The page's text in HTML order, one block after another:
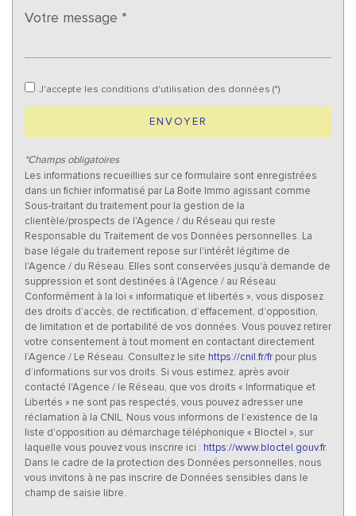
Habitants de 25 à 55 ans
Familles sans enfant
Familles avec 1 ou 2 enfants
Appartements
67,20 %
Familles avec 3 enfants
8,77 %
J'accepte les conditions d'utilisation des données (*)
ENVOYER
*Champs obligatoires
Les informations recueillies sur ce formulaire sont enregistrées
dans un fichier informatisé par La Boite Immo agissant comme
Sous-traitant du traitement pour la gestion de la
clientèle/prospects de l'Agence / du Réseau qui reste
Responsable du Traitement de vos Données personnelles. La
base légale du traitement repose sur l'intérêt légitime de
l'Agence / du Réseau. Elles sont conservées jusqu'à demande de
suppression et sont destinées à l'Agence / au Réseau.
Conformément à la loi « informatique et libertés », vous disposez
des droits d’accès, de rectification, d’effacement, d’opposition,
de limitation et de portabilité de vos données. Vous pouvez retirer
votre consentement à tout moment en contactant directement
l’Agence / Le Réseau. Consultez le site https://cnil.fr/fr pour plus
d’informations sur vos droits. Si vous estimez, après avoir
contacté l'Agence / le Réseau, que vos droits « Informatique et
Libertés » ne sont pas respectés, vous pouvez adresser une
réclamation à la CNIL. Nous vous informons de l’existence de la
liste d'opposition au démarchage téléphonique « Bloctel », sur
laquelle vous pouvez vous inscrire ici : https://www.bloctel.gouv.fr.
Dans le cadre de la protection des Données personnelles, nous
vous invitons à ne pas inscrire de Données sensibles dans le
champ de saisie libre.